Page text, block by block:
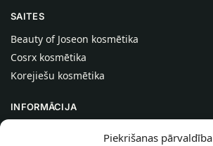
Piekrišanas pārvaldība
SAITES
Beauty of Joseon kosmētika
Cosrx kosmētika
Korejiešu kosmētika
INFORMĀCIJA